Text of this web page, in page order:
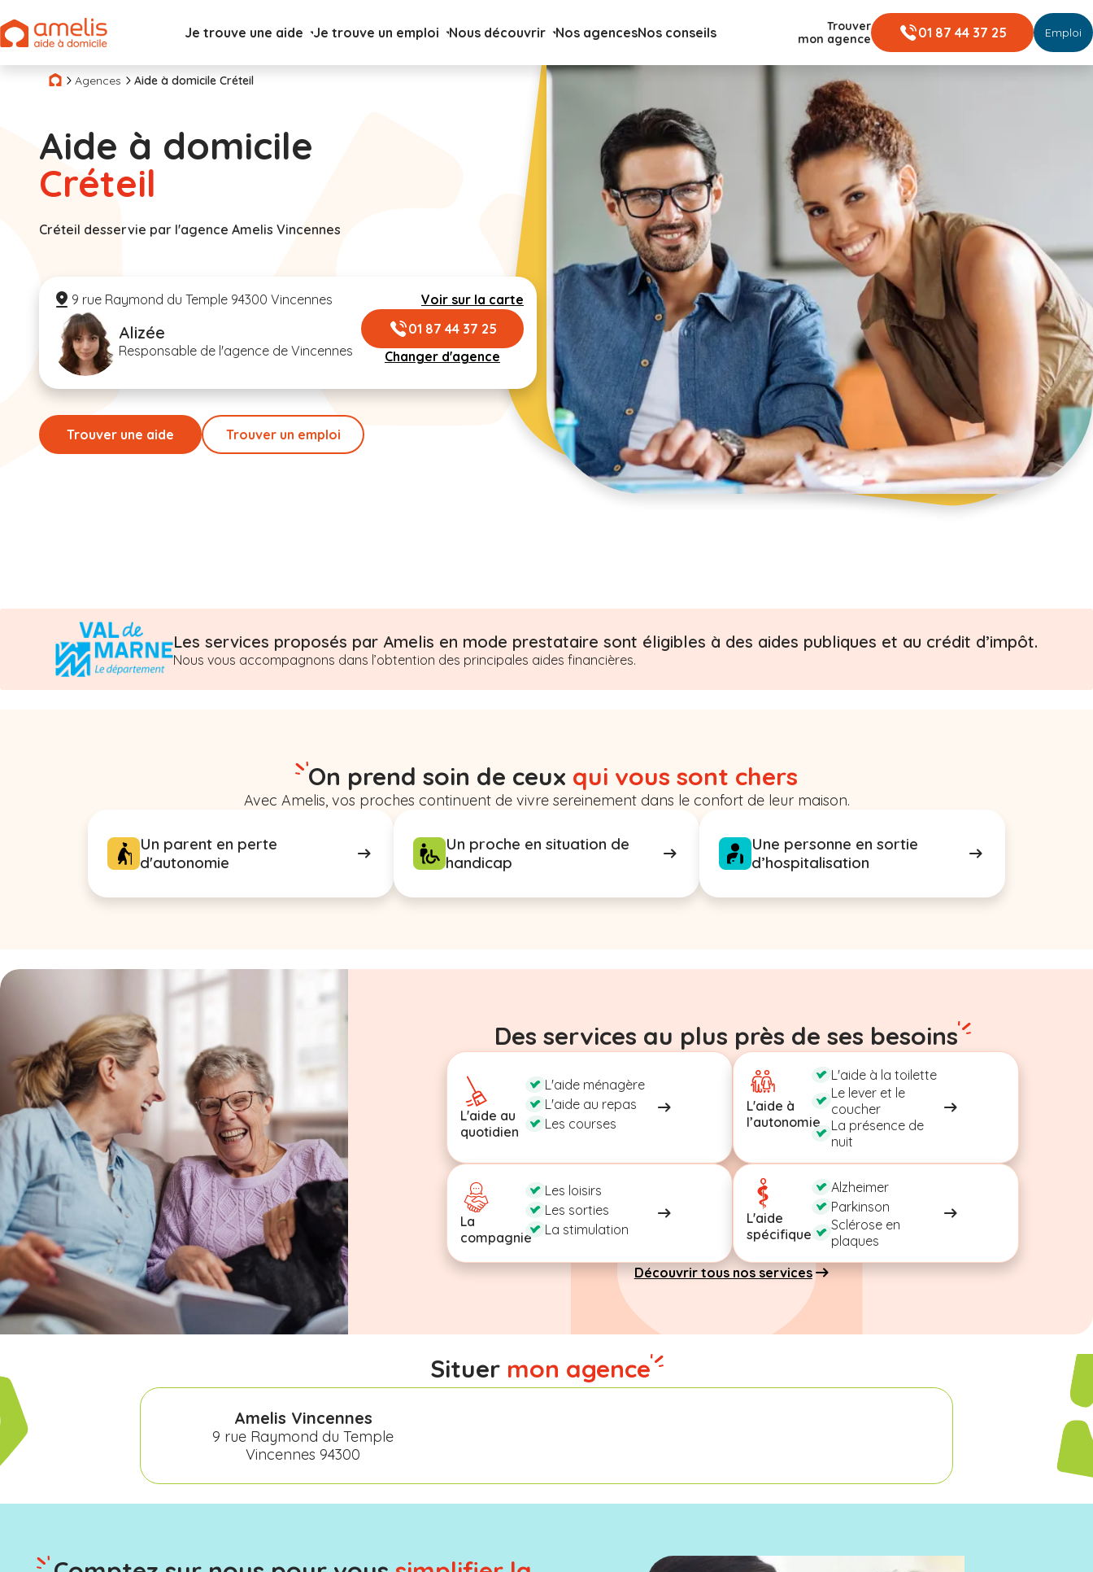
Je trouve une aide Je trouve un emploi Nous découvrir Nos agencesNos conseils
Trouver
mon agence
01 87 44 37 25 Emploi
Agences Aide à domicile Créteil
Aide à domicile
Créteil
Créteil desservie par l'agence Amelis Vincennes
9 rue Raymond du Temple 94300 Vincennes Voir sur la carte
Alizée
Responsable de l'agence de Vincennes
01 87 44 37 25
Changer d'agence
Trouver une aide Trouver un emploi
Les services proposés par Amelis en mode prestataire sont éligibles à des aides publiques et au crédit d’impôt.
Nous vous accompagnons dans l’obtention des principales aides financières.
On prend soin de ceux qui vous sont chers
Avec Amelis, vos proches continuent de vivre sereinement dans le confort de leur maison.
Un parent en perte
d'autonomie
Un proche en situation de
handicap
Une personne en sortie
d’hospitalisation
Des services au plus près de ses besoins
L'aide au
quotidien
L'aide ménagère
L'aide au repas
Les courses
L'aide à
l’autonomie
L'aide à la toilette
Le lever et le
coucher
La présence de
nuit
La
compagnie
Les loisirs
Les sorties
La stimulation
L'aide
spécifique
Alzheimer
Parkinson
Sclérose en
plaques
Découvrir tous nos services
Situer mon agence
Amelis Vincennes
9 rue Raymond du Temple
Vincennes 94300